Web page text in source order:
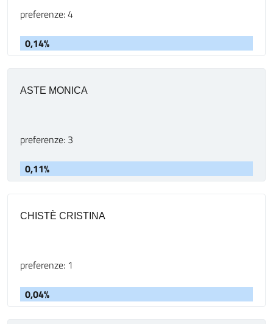
preferenze: 4
0,14%
ASTE MONICA
preferenze: 3
0,11%
CHISTÈ CRISTINA
preferenze: 1
0,04%